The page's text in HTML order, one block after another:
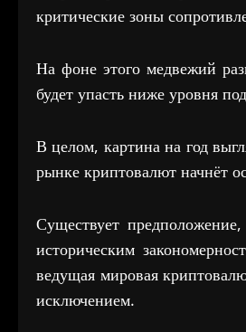
критические зоны
На фоне этого медвежий
будет упасть ниже уровня
В целом, картина на год
рынке криптовалют начнёт
Существует
историческим
ведущая мировая
исключением.